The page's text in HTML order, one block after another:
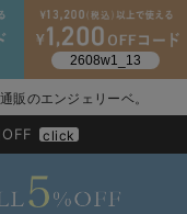
販のエンジェリーベ。
以上で送料無料